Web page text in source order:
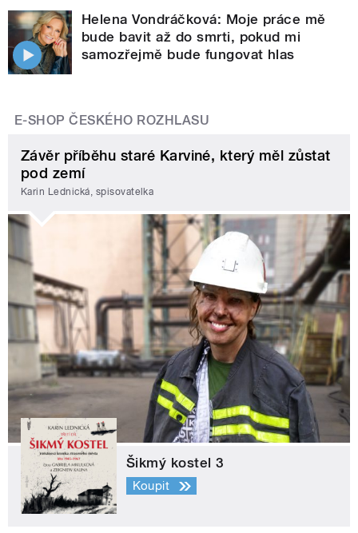
Helena Vondráčková: Moje práce mě
bude bavit až do smrti, pokud mi
samozřejmě bude fungovat hlas
E-SHOP ČESKÉHO ROZHLASU
Závěr příběhu staré Karviné, který měl zůstat
pod zemí
Karin Lednická, spisovatelka
Šikmý kostel 3
Koupit